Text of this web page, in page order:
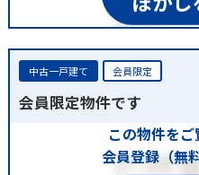
中古一戸建て 会員限定
会員限定物件です
この物件を
会員登録（無